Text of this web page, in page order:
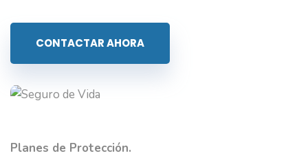
CONTACTAR AHORA
Planes de Protección.